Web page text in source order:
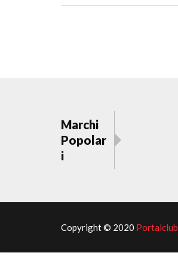
Marchi
Popolar
i
Copyright © 2020 Portalclub